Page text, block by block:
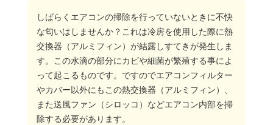
しばらくエアコンの掃除を行っていないときに不快
な匂いはしませんか？これは冷房を使用した際に熱
交換器（アルミフィン）が結露しすてきが発生しま
す。この水滴の部分にカビや細菌が繁殖する事によ
って起こるものです。ですのでエアコンフィルター
やカバー以外にもこの熱交換器（アルミフィン）、
また送風ファン（シロッコ）などエアコン内部を掃
除する必要があります。